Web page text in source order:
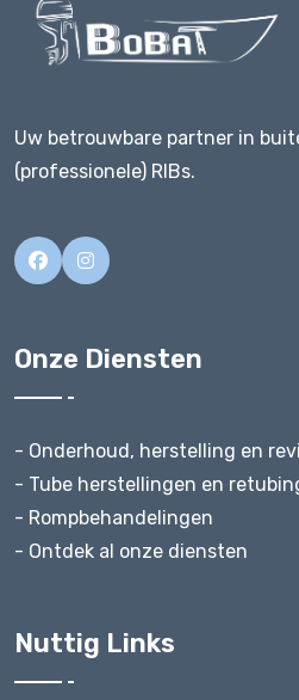
Uw betrouwbare partner in
(professionele) RIBs.
Onze Diensten
- Onderhoud, herstelling en
- Tube herstellingen en
- Rompbehandelingen
- Ontdek al onze diensten
Nuttig Links